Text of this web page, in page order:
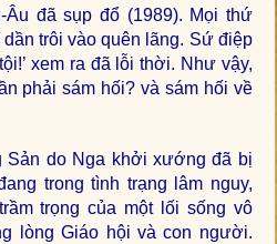
Âu đã sụp đổ (1989). Mọi thứ
trôi vào quên lãng. Sứ điệp
xem ra đã lỗi thời. Như vậy,
phải sám hối? và sám hối về
Sản do Nga khởi xướng đã bị
trong tình trạng lâm nguy,
trọng của một lối sống vô
lòng Giáo hội và con người.